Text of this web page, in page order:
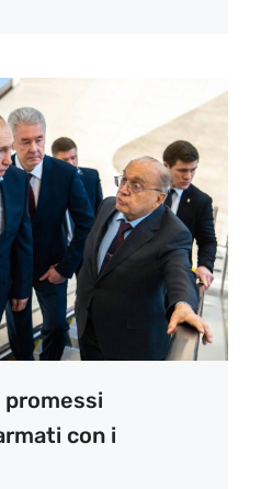
promessi
con i